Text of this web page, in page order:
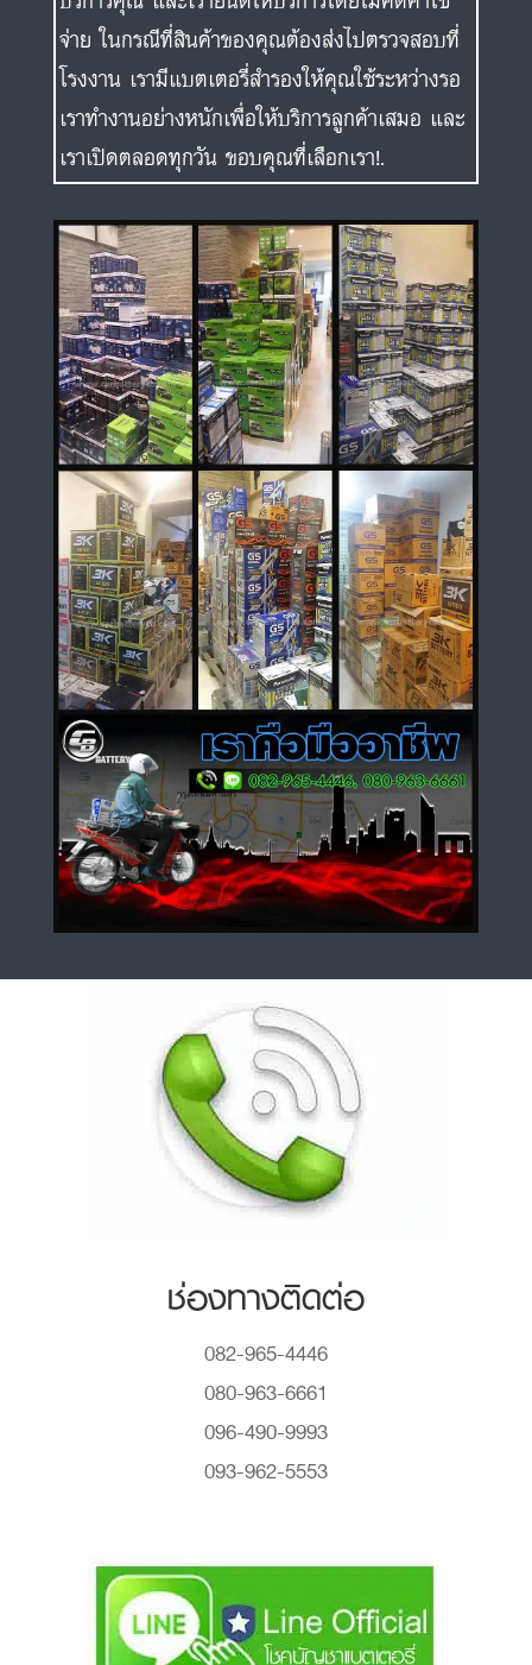
จ่าย ในกรณีที่สินค้าของคุณต้องส่งไปตรวจสอบที่
โรงงาน เรามีแบตเตอรี่สำรองให้คุณใช้ระหว่างรอ
เราทำงานอย่างหนักเพื่อให้บริการลูกค้าเสมอ และ
เราเปิดตลอดทุกวัน ขอบคุณที่เลือกเรา!.
ช่องทางติดต่อ
082-965-4446
080-963-6661
096-490-9993
093-962-5553